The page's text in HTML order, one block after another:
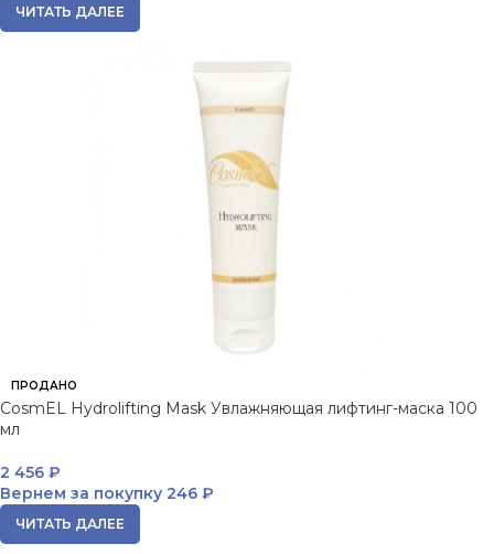
ЧИТАТЬ ДАЛЕЕ
ПРОДАНО
CosmEL Hydrolifting Mask Увлажняющая лифтинг-маска 100
мл
2 456 ₽
Вернем за покупку 246 ₽
ЧИТАТЬ ДАЛЕЕ